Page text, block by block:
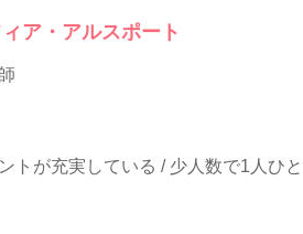
ア・アルスポート
トが充実している / 少人数で1人ひ